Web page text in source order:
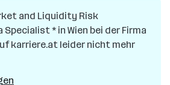
in
Wien
and Liquidity Risk
Specialist * in Wien bei der Firma
karriere.at leider nicht mehr